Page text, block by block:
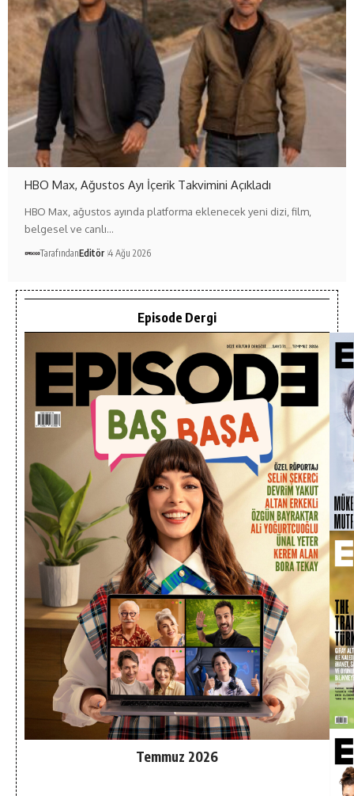
HBO Max, Ağustos Ayı İçerik Takvimini Açıkladı
HBO Max, ağustos ayında platforma eklenecek yeni dizi, film,
belgesel ve canlı…
TarafındanEditör 4 Ağu 2026
Episode Dergi
Temmuz 2026